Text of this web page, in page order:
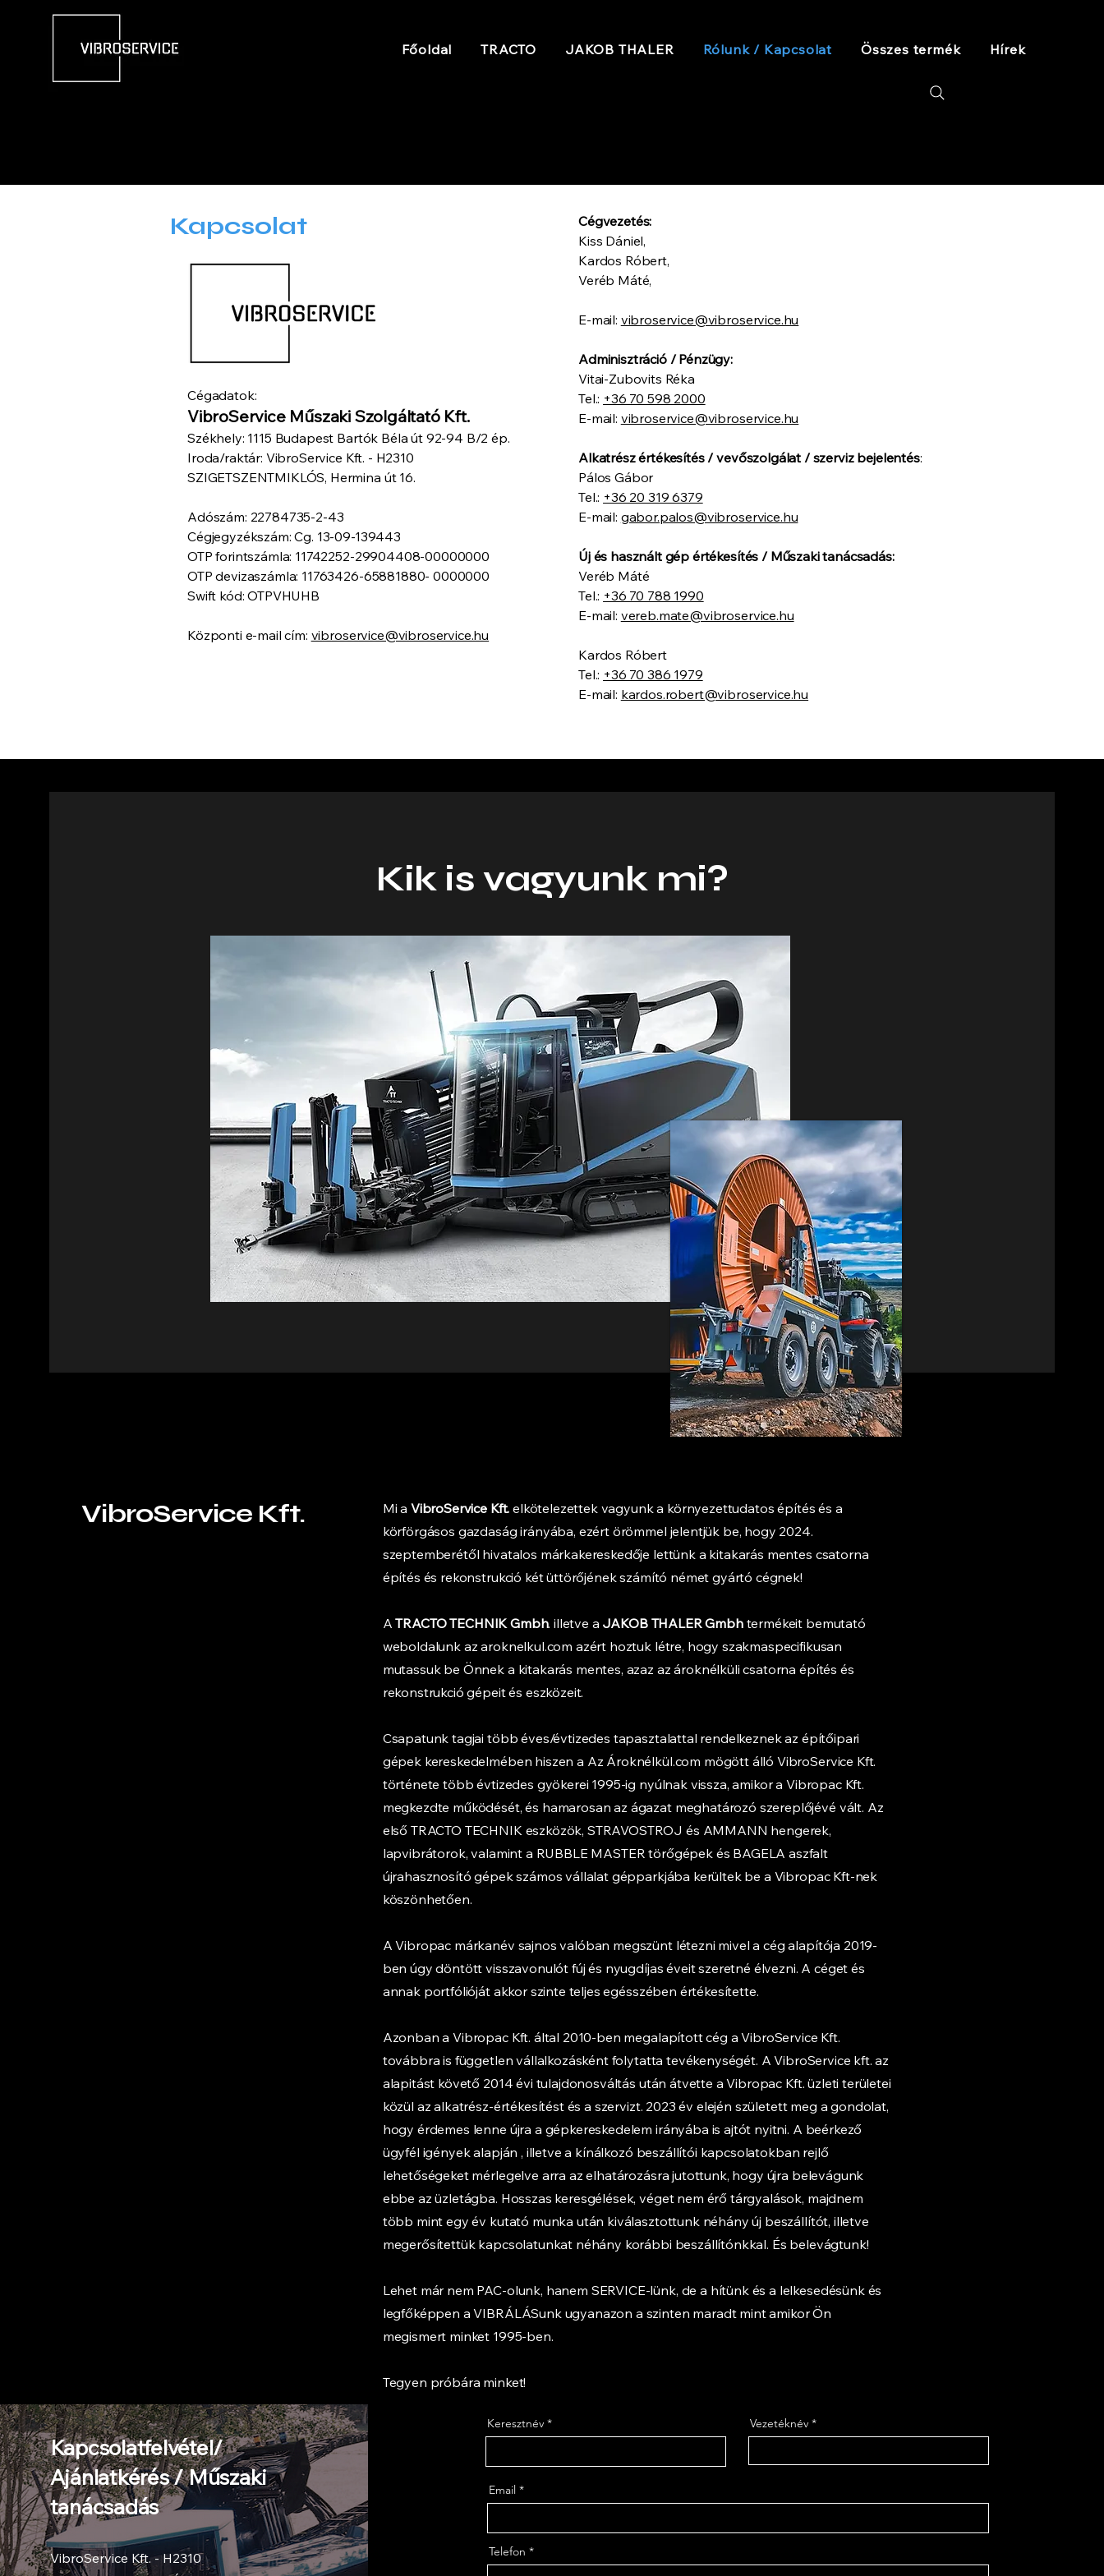
Főoldal TRACTO JAKOB THALER Rólunk / Kapcsolat Összes termék Hírek
Kapcsolat
Cégadatok:
VibroService Műszaki Szolgáltató Kft.
Székhely: 1115 Budapest Bartók Béla út 92-94 B/2 ép.
Iroda/raktár: VibroService Kft. - H2310
SZIGETSZENTMIKLÓS, Hermina út 16.
Adószám: 22784735-2-43
Cégjegyzékszám: Cg. 13-09-139443
OTP forintszámla: 11742252-29904408-00000000
OTP devizaszámla: 11763426-65881880- 0000000
Swift kód: OTPVHUHB
Központi e-mail cím: vibroservice@vibroservice.hu
Cégvezetés:
Kiss Dániel,
Kardos Róbert,
Veréb Máté,
E-mail: vibroservice@vibroservice.hu
Adminisztráció / Pénzügy:
Vitai-Zubovits Réka
Tel.: +36 70 598 2000
E-mail: vibroservice@vibroservice.hu
Alkatrész értékesítés / vevőszolgálat / szerviz bejelentés:
Pálos Gábor
Tel.: +36 20 319 6379
E-mail: gabor.palos@vibroservice.hu
Új és használt gép értékesítés / Műszaki tanácsadás:
Veréb Máté
Tel.: +36 70 788 1990
E-mail: vereb.mate@vibroservice.hu
Kardos Róbert
Tel.: +36 70 386 1979
E-mail: kardos.robert@vibroservice.hu
Kik is vagyunk mi?
VibroService Kft. Mi a VibroService Kft. elkötelezettek vagyunk a környezettudatos építés és a
körförgásos gazdaság irányába, ezért örömmel jelentjük be, hogy 2024.
szeptemberétől hivatalos márkakereskedője lettünk a kitakarás mentes csatorna
építés és rekonstrukció két üttörőjének számító német gyártó cégnek!
ATRACTO TECHNIK Gmbh. illetve a JAKOB THALER Gmbhtermékeit bemutató
weboldalunk az aroknelkul.com azért hoztuk létre, hogy szakmaspecifikusan
mutassuk be Önnek a kitakarás mentes, azaz az ároknélküli csatorna építés és
rekonstrukció gépeit és eszközeit.
Csapatunk tagjai több éves/évtizedes tapasztalattal rendelkeznek az építőipari
gépek kereskedelmében hiszen a Az Ároknélkül.com mögött álló VibroService Kft.
története több évtizedes gyökerei 1995-ig nyúlnak vissza, amikor a Vibropac Kft.
megkezdte működését, és hamarosan az ágazat meghatározó szereplőjévé vált. Az
első TRACTO TECHNIK eszközök, STRAVOSTROJ és AMMANN hengerek,
lapvibrátorok, valamint a RUBBLE MASTER törőgépek és BAGELA aszfalt
újrahasznosító gépek számos vállalat gépparkjába kerültek be a Vibropac Kft-nek
köszönhetően.
A Vibropac márkanév sajnos valóban megszünt létezni mivel a cég alapítója 2019-
ben úgy döntött visszavonulót fúj és nyugdíjas éveit szeretné élvezni. A céget és
annak portfólióját akkor szinte teljes egésszében értékesítette.
Azonban a Vibropac Kft. által 2010-ben megalapított cég a VibroService Kft.
továbbra is független vállalkozásként folytatta tevékenységét. A VibroService kft. az
alapitást követő 2014 évi tulajdonosváltás után átvette a Vibropac Kft. üzleti területei
közül az alkatrész-értékesítést és a szervizt. 2023 év elején született meg a gondolat,
hogy érdemes lenne újra a gépkereskedelem irányába is ajtót nyitni. A beérkező
ügyfél igények alapján , illetve a kínálkozó beszállítói kapcsolatokban rejlő
lehetőségeket mérlegelve arra az elhatározásra jutottunk, hogy újra belevágunk
ebbe az üzletágba. Hosszas keresgélések, véget nem érő tárgyalások, majdnem
több mint egy év kutató munka után kiválasztottunk néhány új beszállítót, illetve
megerősítettük kapcsolatunkat néhány korábbi beszállítónkkal. És belevágtunk! ​
Lehet már nem PAC-olunk, hanem SERVICE-lünk, de a hítünk és a lelkesedésünk és
legfőképpen a VIBRÁLÁSunk ugyanazon a szinten maradt mint amikor Ön
megismert minket 1995-ben.
Tegyen próbára minket!
Kapcsolatfelvétel/
Ajánlatkérés / Műszaki
tanácsadás
VibroService Kft. - H2310
Keresztnév Vezetéknév
Email
Telefon